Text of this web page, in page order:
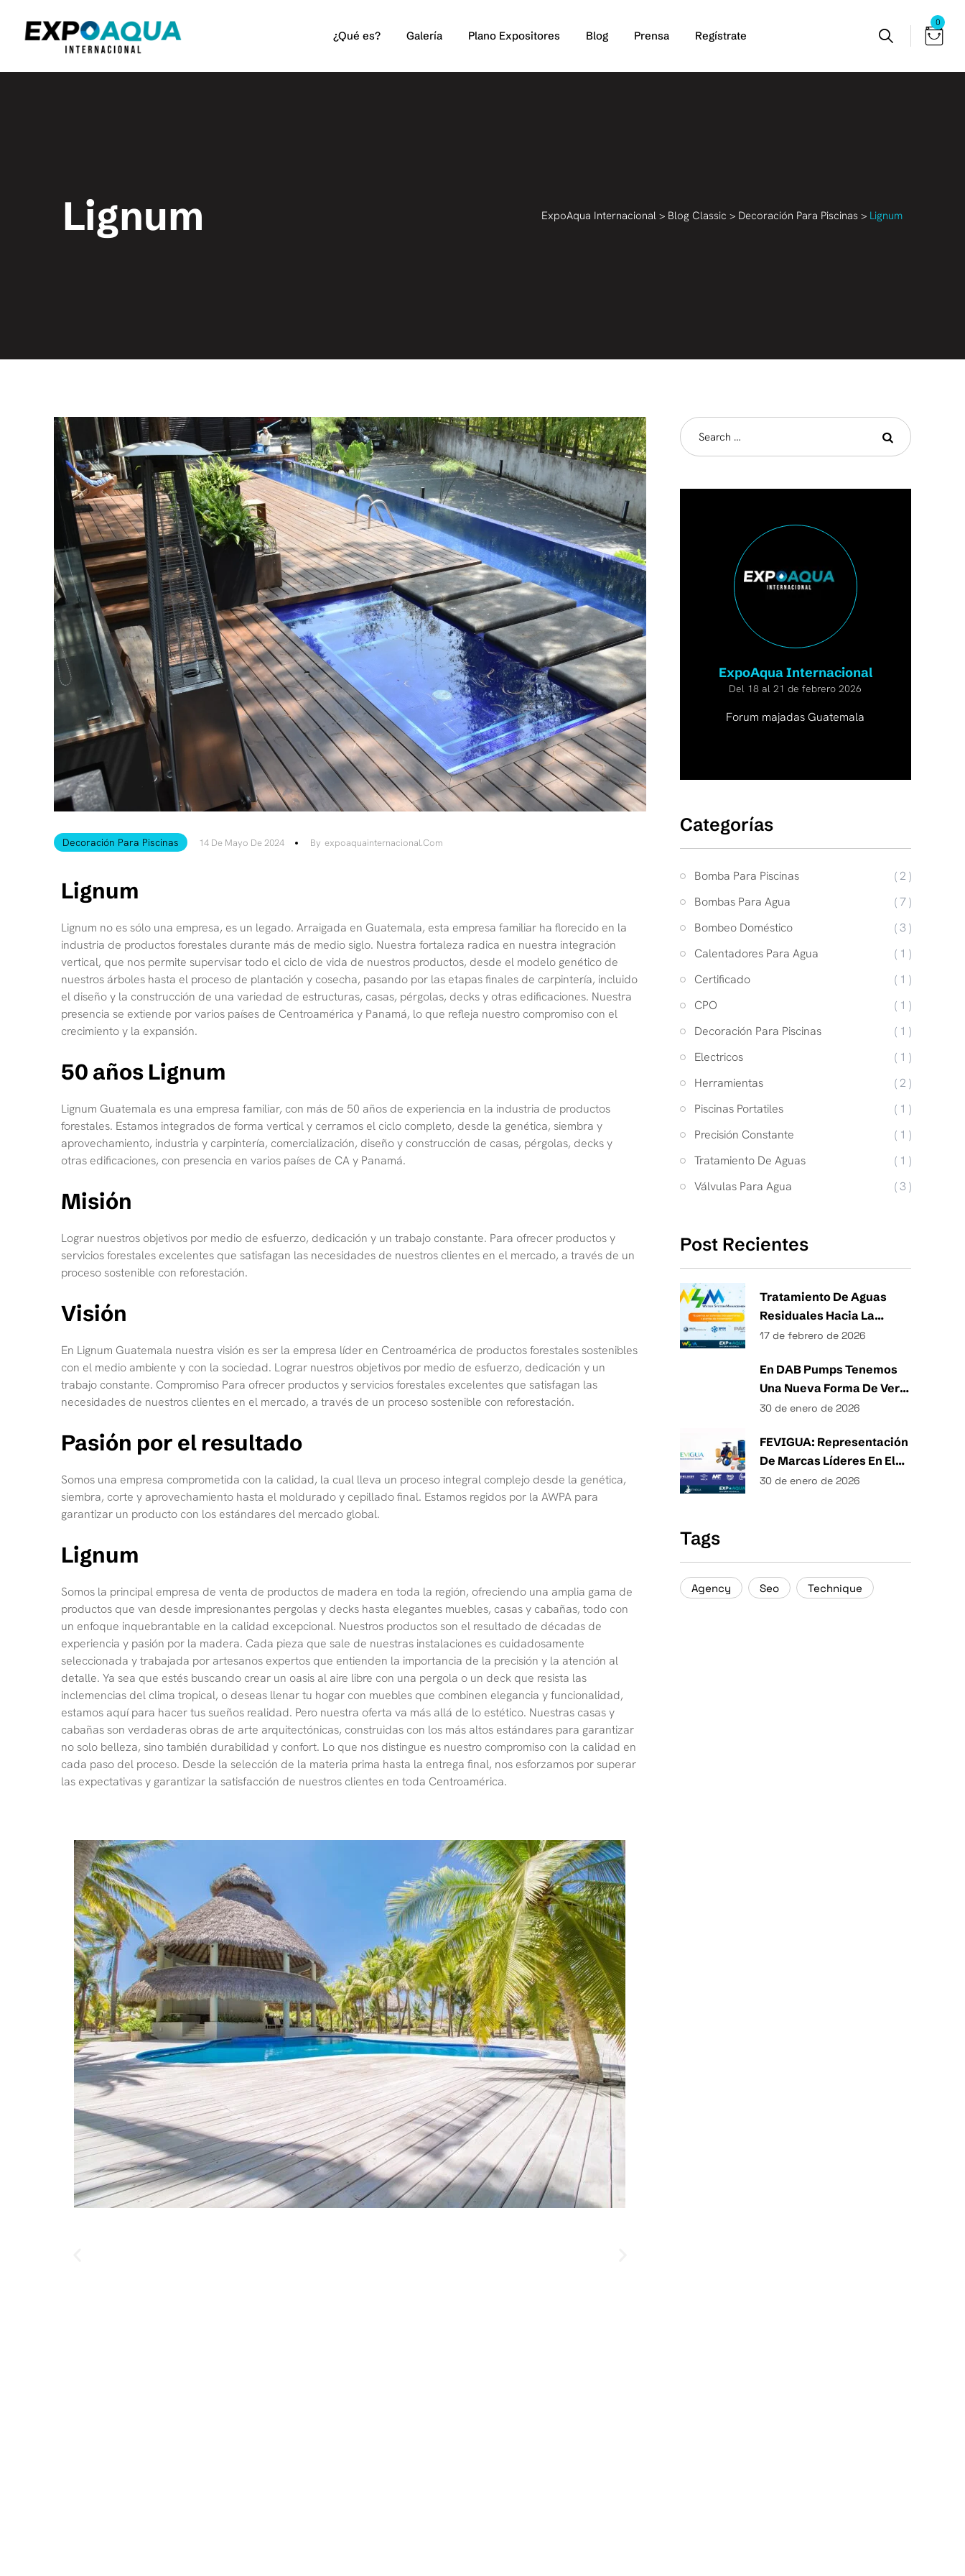
¿Qué es? Galería Plano Expositores Blog Prensa Regístrate
0
Lignum ExpoAqua Internacional > Blog Classic > Decoración Para Piscinas > Lignum
Decoración Para Piscinas 14 De Mayo De 2024 By Expoaquainternacional.com
Lignum
Lignum no es sólo una empresa, es un legado. Arraigada en Guatemala, esta empresa familiar ha florecido en la
industria de productos forestales durante más de medio siglo. Nuestra fortaleza radica en nuestra integración
vertical, que nos permite supervisar todo el ciclo de vida de nuestros productos, desde el modelo genético de
nuestros árboles hasta el proceso de plantación y cosecha, pasando por las etapas finales de carpintería, incluido
el diseño y la construcción de una variedad de estructuras, casas, pérgolas, decks y otras edificaciones. Nuestra
presencia se extiende por varios países de Centroamérica y Panamá, lo que refleja nuestro compromiso con el
crecimiento y la expansión.
50 años Lignum
Lignum Guatemala es una empresa familiar, con más de 50 años de experiencia en la industria de productos
forestales. Estamos integrados de forma vertical y cerramos el ciclo completo, desde la genética, siembra y
aprovechamiento, industria y carpintería, comercialización, diseño y construcción de casas, pérgolas, decks y
otras edificaciones, con presencia en varios países de CA y Panamá.
Misión
Lograr nuestros objetivos por medio de esfuerzo, dedicación y un trabajo constante. Para ofrecer productos y
servicios forestales excelentes que satisfagan las necesidades de nuestros clientes en el mercado, a través de un
proceso sostenible con reforestación.
Visión
En Lignum Guatemala nuestra visión es ser la empresa líder en Centroamérica de productos forestales sostenibles
con el medio ambiente y con la sociedad. Lograr nuestros objetivos por medio de esfuerzo, dedicación y un
trabajo constante. Compromiso Para ofrecer productos y servicios forestales excelentes que satisfagan las
necesidades de nuestros clientes en el mercado, a través de un proceso sostenible con reforestación.
Pasión por el resultado
Somos una empresa comprometida con la calidad, la cual lleva un proceso integral complejo desde la genética,
siembra, corte y aprovechamiento hasta el moldurado y cepillado final. Estamos regidos por la AWPA para
garantizar un producto con los estándares del mercado global.
Lignum
Somos la principal empresa de venta de productos de madera en toda la región, ofreciendo una amplia gama de
productos que van desde impresionantes pergolas y decks hasta elegantes muebles, casas y cabañas, todo con
un enfoque inquebrantable en la calidad excepcional. Nuestros productos son el resultado de décadas de
experiencia y pasión por la madera. Cada pieza que sale de nuestras instalaciones es cuidadosamente
seleccionada y trabajada por artesanos expertos que entienden la importancia de la precisión y la atención al
detalle. Ya sea que estés buscando crear un oasis al aire libre con una pergola o un deck que resista las
inclemencias del clima tropical, o deseas llenar tu hogar con muebles que combinen elegancia y funcionalidad,
estamos aquí para hacer tus sueños realidad. Pero nuestra oferta va más allá de lo estético. Nuestras casas y
cabañas son verdaderas obras de arte arquitectónicas, construidas con los más altos estándares para garantizar
no solo belleza, sino también durabilidad y confort. Lo que nos distingue es nuestro compromiso con la calidad en
cada paso del proceso. Desde la selección de la materia prima hasta la entrega final, nos esforzamos por superar
las expectativas y garantizar la satisfacción de nuestros clientes en toda Centroamérica.
ExpoAqua Internacional
Del 18 al 21 de febrero 2026
Forum majadas Guatemala
Categorías
Bomba Para Piscinas
( 2 )
Bombas Para Agua
( 7 )
Bombeo Doméstico
( 3 )
Calentadores Para Agua
( 1 )
Certificado
( 1 )
CPO
( 1 )
Decoración Para Piscinas
( 1 )
Electricos
( 1 )
Herramientas
( 2 )
Piscinas Portatiles
( 1 )
Precisión Constante
( 1 )
Tratamiento De Aguas
( 1 )
Válvulas Para Agua
( 3 )
Post Recientes
Tratamiento De Aguas
Residuales Hacia La
Eficiencia Energética Y
Gestión Del Agua
17 de febrero de 2026
En DAB Pumps Tenemos
Una Nueva Forma De Ver
Los Sistemas Hidráulicos.
30 de enero de 2026
FEVIGUA: Representación
De Marcas Líderes En El
Mercado
30 de enero de 2026
Tags
Agency Seo Technique